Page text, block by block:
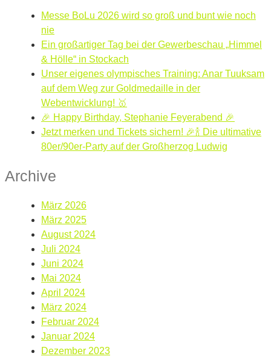
Messe BoLu 2026 wird so groß und bunt wie noch
nie
Ein großartiger Tag bei der Gewerbeschau „Himmel
& Hölle“ in Stockach
Unser eigenes olympisches Training: Anar Tuuksam
auf dem Weg zur Goldmedaille in der
Webentwicklung! 🥇
🎉 Happy Birthday, Stephanie Feyerabend 🎉
Jetzt merken und Tickets sichern! 🎉🍾 Die ultimative
80er/90er-Party auf der Großherzog Ludwig
Archive
März 2026
März 2025
August 2024
Juli 2024
Juni 2024
Mai 2024
April 2024
März 2024
Februar 2024
Januar 2024
Dezember 2023